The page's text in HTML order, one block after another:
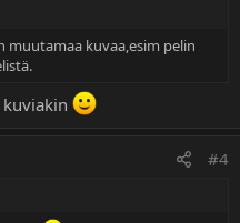
muutamaa kuvaa,esim pelin
kuviakin
#4